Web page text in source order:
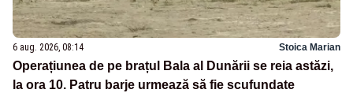
6 aug. 2026, 08:14 Stoica Marian
Operațiunea de pe brațul Bala al Dunării se reia astăzi,
la ora 10. Patru barje urmează să fie scufundate